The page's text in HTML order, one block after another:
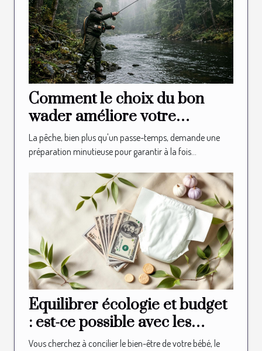
Comment le choix du bon
wader améliore votre
expérience de pêche ?
La pêche, bien plus qu'un passe-temps, demande une
préparation minutieuse pour garantir à la fois...
Équilibrer écologie et budget
: est-ce possible avec les
couches bio ?
Vous cherchez à concilier le bien-être de votre bébé, le